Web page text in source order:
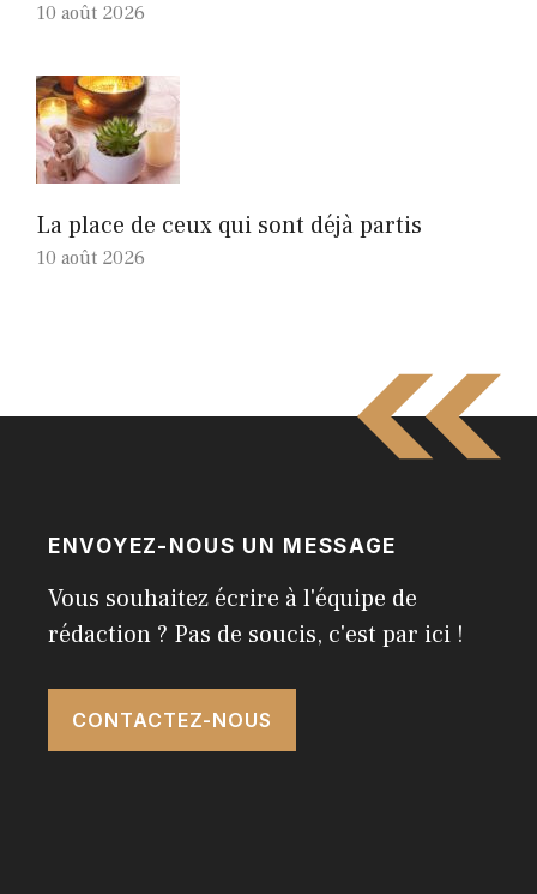
10 août 2026
La place de ceux qui sont déjà partis
10 août 2026
ENVOYEZ-NOUS UN MESSAGE
Vous souhaitez écrire à l'équipe de
rédaction ? Pas de soucis, c'est par ici !
CONTACTEZ-NOUS